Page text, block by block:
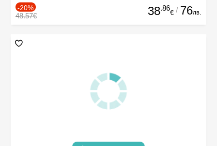
-20%
48.57€ 38.86
€ / 76лв.